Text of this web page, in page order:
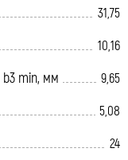
31,75
10,16
min, мм 9,65
5,08
24